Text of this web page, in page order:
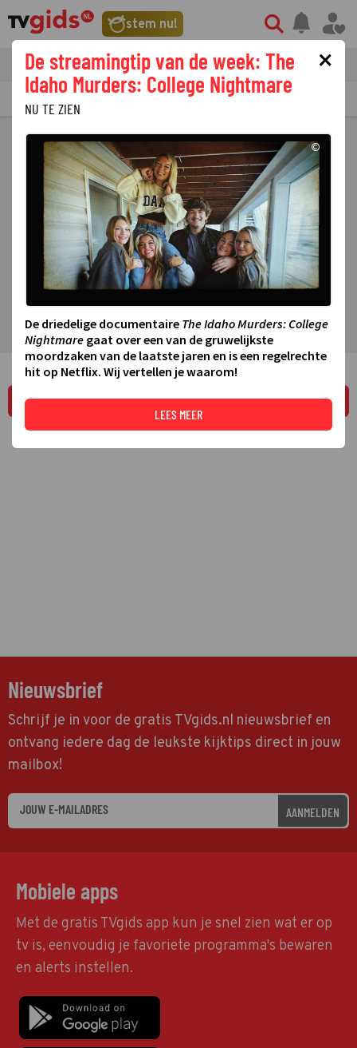
stem nu!
tvgids streaming nieuws
PRIMETIME GEMIST
LEES MEER
Nieuwsbrief
Schrijf je in voor de gratis TVgids.nl nieuwsbrief en
ontvang iedere dag de leukste kijktips direct in jouw
mailbox!
AANMELDEN
Mobiele apps
Met de gratis TVgids app kun je snel zien wat er op
tv is, eenvoudig je favoriete programma's bewaren
en alerts instellen.
×
De streamingtip van de week: The
Idaho Murders: College Nightmare
NU TE ZIEN
©
De driedelige documentaire The Idaho Murders: College
Nightmare gaat over een van de gruwelijkste
moordzaken van de laatste jaren en is een regelrechte
hit op Netflix. Wij vertellen je waarom!
LEES MEER